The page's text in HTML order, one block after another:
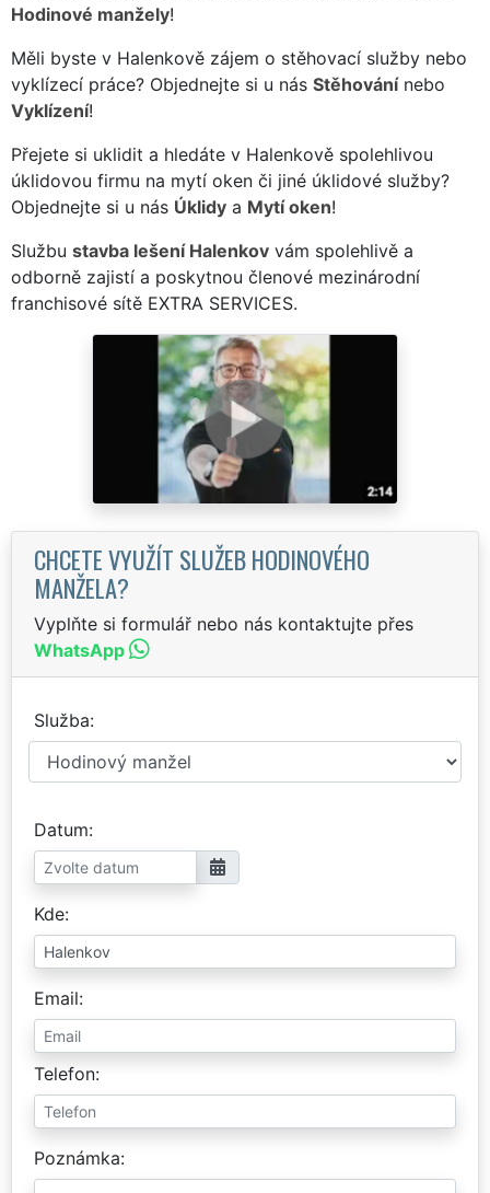
Hodinové manžely!
Měli byste v Halenkově zájem o stěhovací služby nebo
vyklízecí práce? Objednejte si u nás Stěhovánínebo
Vyklízení!
Přejete si uklidit a hledáte v Halenkově spolehlivou
úklidovou firmu na mytí oken či jiné úklidové služby?
Objednejte si u nás Úklidy a Mytí oken!
Službu stavba lešení Halenkov vám spolehlivě a
odborně zajistí a poskytnou členové mezinárodní
franchisové sítě EXTRA SERVICES.
CHCETE VYUŽÍT SLUŽEB HODINOVÉHO
MANŽELA?
Vyplňte si formulář nebo nás kontaktujte přes
WhatsApp
Služba
Datum
Kde
Email
Telefon
Poznámka